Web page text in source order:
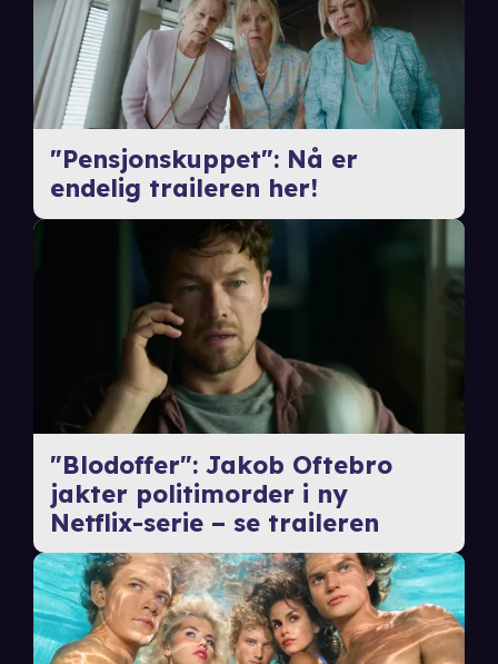
"Pensjonskuppet": Nå er
endelig traileren her!
"Blodoffer": Jakob Oftebro
jakter politimorder i ny
Netflix-serie – se traileren